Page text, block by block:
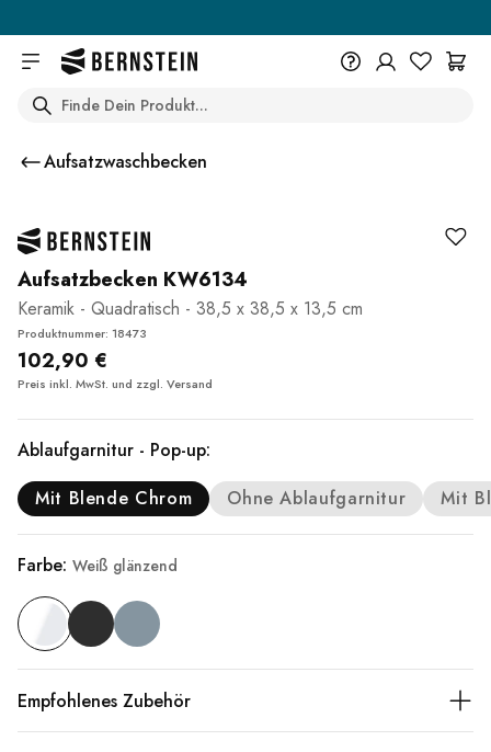
Search
Aufsatzwaschbecken
Aufsatzbecken KW6134
Keramik - Quadratisch - 38,5 x 38,5 x 13,5 cm
Produktnummer: 18473
102,90 €
Preis inkl. MwSt. und zzgl. Versand
Ablaufgarnitur - Pop-up:
Mit Blende Chrom
Ohne Ablaufgarnitur Mit
Farbe: Weiß glänzend
Empfohlenes Zubehör